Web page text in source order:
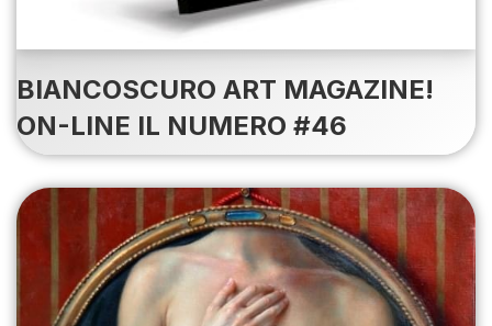
BIANCOSCURO ART MAGAZINE!
ON-LINE IL NUMERO #46